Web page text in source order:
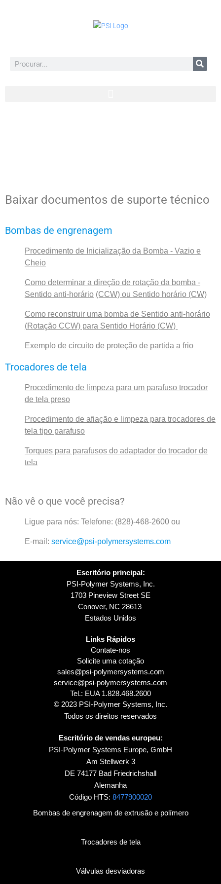
Baixar documentos de suporte técnico
Bombas de engrenagem
Procedimento de Inicialização da Bomba - Vazio e
Cheio
Como determinar a direção de rotação da bomba -
Sentido anti-horário (CCW) ou Sentido horário (CW)
Como reconstruir uma bomba de Sentido anti-horário
(Rotação CCW) para Sentido Horário (CW)
Exemplo de circuito de proteção de partida a frio
Trocadores de tela
Procedimento de limpeza para um parafuso trocador
de tela preso
Procedimento de afiação e limpeza para trocadores de
tela tipo parafuso
Torques para parafusos do adaptador do trocador de
tela
Não vê o que você precisa?
Ligue para nós: Telefone: (828)-468-2600 ou
E-mail: service@psi-polymersystems.com
Escritório principal:
PSI-Polymer Systems, Inc.
1703 Pineview Street SE
Conover, NC 28613
Estados Unidos
Links Rápidos
Contate-nos
Solicite uma cotação
sales@psi-polymersystems.com
service@psi-polymersystems.com
Tel.: EUA 1.828.468.2600
© 2023 PSI-Polymer Systems, Inc.
Todos os direitos reservados
Escritório de vendas europeu:
PSI-Polymer Systems Europe, GmbH
Am Stellwerk 3
DE 74177 Bad Friedrichshall
Alemanha
Código HTS: 8477900020
Bombas de engrenagem de extrusão e polímero
Trocadores de tela
Válvulas desviadoras